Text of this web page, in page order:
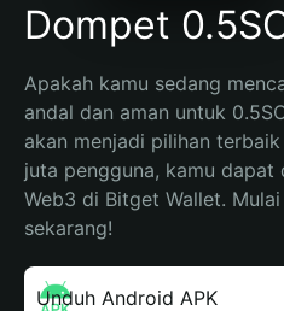
Dompet
Apakah kamu sedang
andal dan aman untuk
akan menjadi pilihan
juta pengguna, kamu dapat
Web3 di Bitget Wallet.
sekarang!
Unduh Android APK